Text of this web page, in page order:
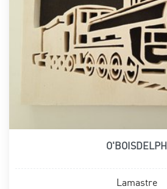
O'BOISDELPH
Lamastre